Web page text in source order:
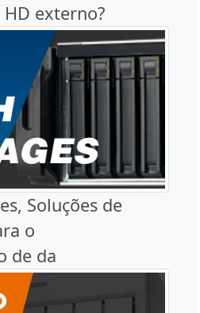
externo?
Soluções de
o
de da